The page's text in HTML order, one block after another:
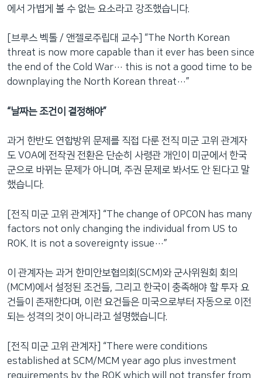
에서 가볍게 볼 수 없는 요소라고 강조했습니다.
[브루스 벡톨 / 앤젤로주립대 교수] “The North Korean
threat is now more capable than it ever has been since
the end of the Cold War… this is not a good time to be
downplaying the North Korean threat…”
“날짜는 조건이 결정해야”
과거 한반도 연합방위 문제를 직접 다룬 전직 미군 고위 관계자
도 VOA에 전작권 전환은 단순히 사령관 개인이 미군에서 한국
군으로 바뀌는 문제가 아니며, 주권 문제로 봐서도 안 된다고 말
했습니다.
[전직 미군 고위 관계자] “The change of OPCON has many
factors not only changing the individual from US to
ROK. It is not a sovereignty issue…”
이 관계자는 과거 한미안보협의회(SCM)와 군사위원회 회의
(MCM)에서 설정된 조건들, 그리고 한국이 충족해야 할 투자 요
건들이 존재한다며, 이런 요건들은 미국으로부터 자동으로 이전
되는 성격의 것이 아니라고 설명했습니다.
[전직 미군 고위 관계자] “There were conditions
established at SCM/MCM year ago plus investment
requirements by the ROK which will not transfer from